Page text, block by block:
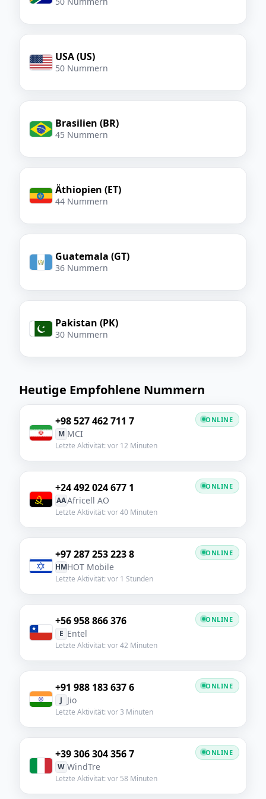
USA (US)
50 Nummern
Brasilien (BR)
45 Nummern
Äthiopien (ET)
44 Nummern
Guatemala (GT)
36 Nummern
Pakistan (PK)
30 Nummern
Heutige Empfohlene Nummern
+98 527 462 711 7
M MCI
Letzte Aktivität: vor 12 Minuten
ONLINE
+24 492 024 677 1
AAAfricell AO
Letzte Aktivität: vor 40 Minuten
ONLINE
+97 287 253 223 8
HMHOT Mobile
Letzte Aktivität: vor 1 Stunden
ONLINE
+56 958 866 376
E Entel
Letzte Aktivität: vor 42 Minuten
ONLINE
+91 988 183 637 6
J Jio
Letzte Aktivität: vor 3 Minuten
ONLINE
+39 306 304 356 7
W WindTre
Letzte Aktivität: vor 58 Minuten
ONLINE